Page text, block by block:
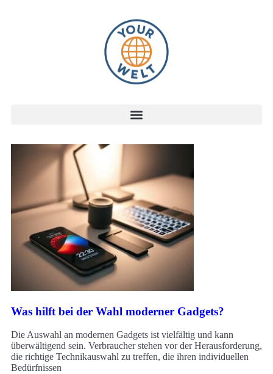
Was hilft bei der Wahl moderner Gadgets?
Die Auswahl an modernen Gadgets ist vielfältig und kann
überwältigend sein. Verbraucher stehen vor der Herausforderung,
die richtige Technikauswahl zu treffen, die ihren individuellen
Bedürfnissen